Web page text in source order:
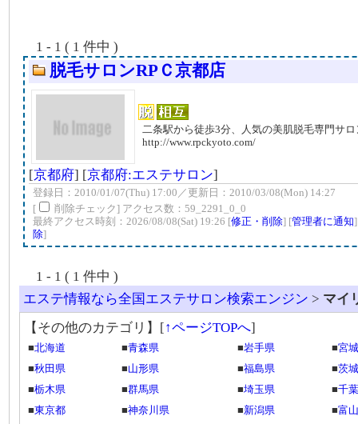
1 - 1 ( 1 件中 )
脱毛サロンRPＣ京都店
二条駅から徒歩3分、人気の美肌脱毛専門サ
http://www.rpckyoto.com/
[京都府] [京都府:エステサロン]
登録日：2010/01/07(Thu) 17:00／更新日：2010/03/08(Mon) 14:27
[
削除チェック] アクセス数：59_2291_0_0
最終アクセス時刻：2026/08/08(Sat) 19:26 [修正・削除] [管理者に通知
除]
1 - 1 ( 1 件中 )
エステ情報なら全国エステサロン検索エンジン > マイ
【その他のカテゴリ】 [↑ページTOPへ]
■北海道 ■青森県 ■岩手県 ■宮
■秋田県 ■山形県 ■福島県 ■茨
■栃木県 ■群馬県 ■埼玉県 ■千
■東京都 ■神奈川県 ■新潟県 ■富